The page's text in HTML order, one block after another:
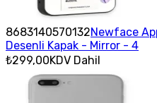
8683140570132Newface
Desenli Kapak - Mirror - 4
₺299,00KDV Dahil